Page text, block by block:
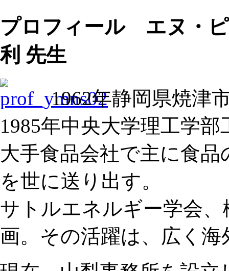
プロフィール エヌ・
利 先生
1962年静岡県焼津
1985年中央大学理工学
大手食品会社で主に食
を世に送り出す。
サトルエネルギー学会
画。その活躍は、広く